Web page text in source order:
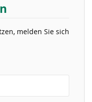
melden Sie sich